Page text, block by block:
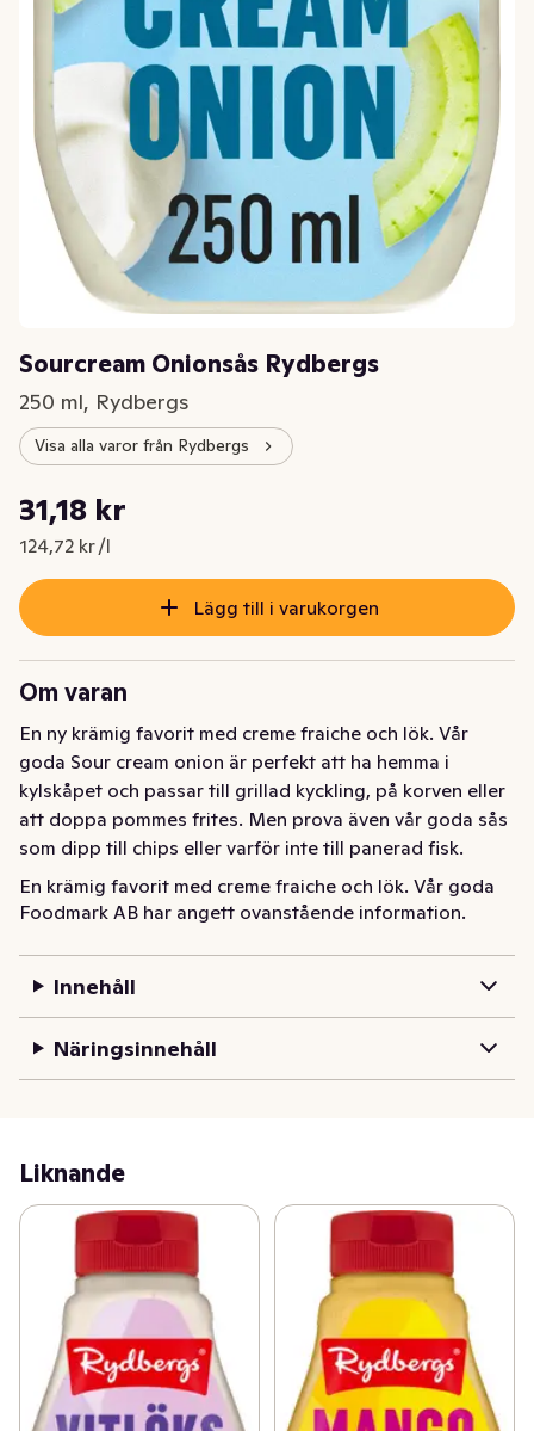
Sourcream Onionsås Rydbergs
250 ml, Rydbergs
Visa alla varor från Rydbergs
Nuvarande pris är: 31,18 kr
31,18 kr
124,72 kr /l
Styckpris: 124,72 kr /l
Lägg till i varukorgen
Om varan
En ny krämig favorit med creme fraiche och lök. Vår
goda Sour cream onion är perfekt att ha hemma i
kylskåpet och passar till grillad kyckling, på korven eller
att doppa pommes frites. Men prova även vår goda sås
som dipp till chips eller varför inte till panerad fisk.
En krämig favorit med creme fraiche och lök. Vår goda
Sour cream onion är prefekt att ha hemma i kylskåpet
till chips eller varför inte till panerad fisk.
Foodmark AB har angett ovanstående information.
Innehåll
Näringsinnehåll
Liknande